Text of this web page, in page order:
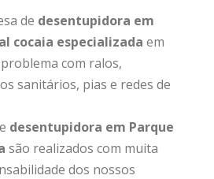
de desentupidora em
cocaia especializada em
com ralos,
sanitários, pias e redes de
desentupidora em Parque
são realizados com muita
dos nossos